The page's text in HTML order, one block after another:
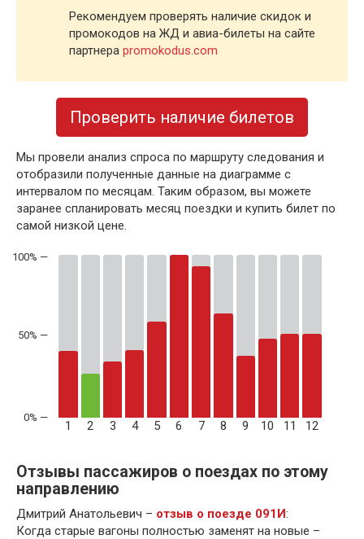
Рекомендуем проверять наличие скидок и
промокодов на ЖД и авиа-билеты на сайте
партнера promokodus.com
Проверить наличие билетов
Мы провели анализ спроса по маршруту следования и
отобразили полученные данные на диаграмме с
интервалом по месяцам. Таким образом, вы можете
заранее спланировать месяц поездки и купить билет по
самой низкой цене.
50% —
1 2 3 4 5 6 7 8 9 10 11 12
Отзывы пассажиров о поездах по этому
направлению
Дмитрий Анатольевич – отзыв о поезде 091И:
Когда старые вагоны полностью заменят на новые –